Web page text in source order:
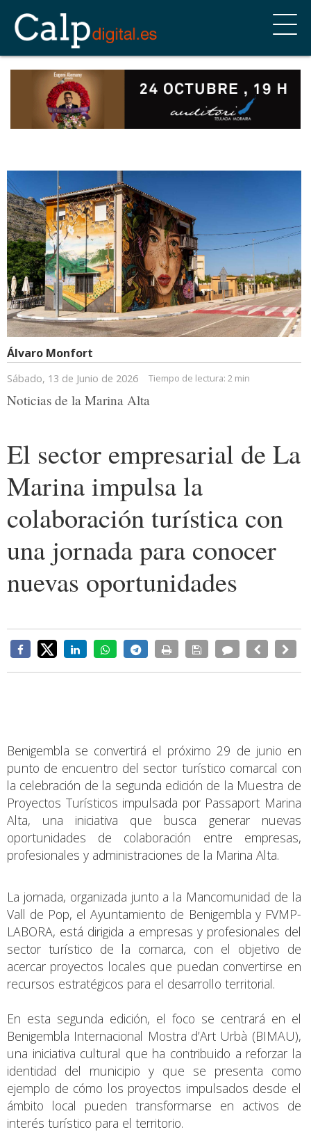
Álvaro Monfort
Sábado, 13 de Junio de 2026 Tiempo de lectura: 2 min
Noticias de la Marina Alta
El sector empresarial de La
Marina impulsa la
colaboración turística con
una jornada para conocer
nuevas oportunidades
Benigembla se convertirá el próximo 29 de junio en
punto de encuentro del sector turístico comarcal con
la celebración de la segunda edición de la Muestra de
Proyectos Turísticos impulsada por Passaport Marina
Alta, una iniciativa que busca generar nuevas
oportunidades de colaboración entre empresas,
profesionales y administraciones de la Marina Alta.
La jornada, organizada junto a la Mancomunidad de la
Vall de Pop, el Ayuntamiento de Benigembla y FVMP-
LABORA, está dirigida a empresas y profesionales del
sector turístico de la comarca, con el objetivo de
acercar proyectos locales que puedan convertirse en
recursos estratégicos para el desarrollo territorial.
En esta segunda edición, el foco se centrará en el
Benigembla Internacional Mostra d’Art Urbà (BIMAU),
una iniciativa cultural que ha contribuido a reforzar la
identidad del municipio y que se presenta como
ejemplo de cómo los proyectos impulsados desde el
ámbito local pueden transformarse en activos de
interés turístico para el territorio.